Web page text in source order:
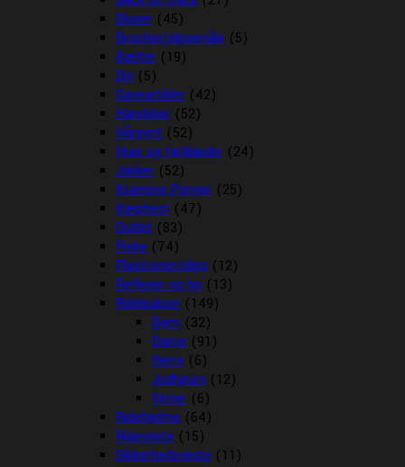
Bluser (45)
Brocher/slipsenåle (5)
Bælter (19)
Div (5)
Gaveartikler (42)
Handsker (52)
Hårpynt (52)
Huer og tørklæder (24)
Jakker (52)
Kramme Ponyer (25)
Kæphest (47)
Outlet (83)
Piske (74)
Plastroner/slips (12)
Reflexer og lys (13)
Ridebukser (149)
Børn (32)
Dame (91)
Herre (6)
Jodhpurs (12)
Vinter (6)
Ridehjelme (64)
Rideveste (15)
Sikkerhedsveste (11)